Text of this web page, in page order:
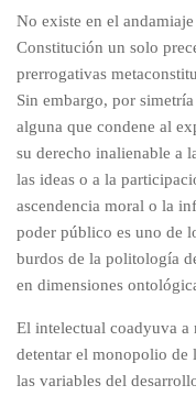
No existe en el
Constitución un solo
prerrogativas
Sin embargo, por
alguna que condene al
su derecho inalienable a
las ideas o a la
ascendencia moral o la
poder público es uno de
burdos de la politología
en dimensiones
El intelectual coadyuva a
detentar el monopolio de
las variables del